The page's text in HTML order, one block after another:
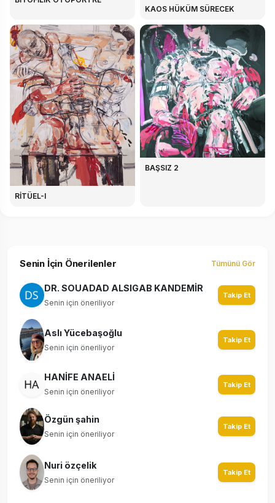
KAOS HÜKÜM SÜRECEK
RİTÜEL-I
BAŞSIZ 2
Senin İçin Önerilenler Tümünü Gör
DR. SOUADAD ALSIGAB KANDEMİR
Senin için öneriliyor
Takip Et
Aslı Yücebaşoğlu
Senin için öneriliyor
Takip Et
HANİFE ANAELİ
Senin için öneriliyor
Takip Et
Özgün şahin
Senin için öneriliyor
Takip Et
Nuri özçelik
Senin için öneriliyor
Takip Et